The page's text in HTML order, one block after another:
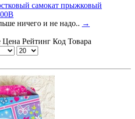
самокат прыжковый
ничего и не надо.. →
Цена Рейтинг Код Товара